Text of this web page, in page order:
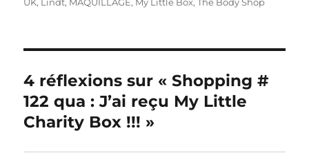
4 réflexions sur « Shopping #
122 qua : J’ai reçu My Little
Charity Box !!! »